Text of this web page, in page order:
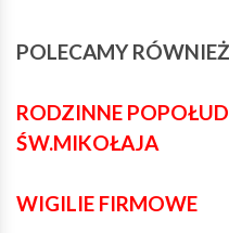
POLECAMY
RODZINNE
ŚW.MIKOŁAJA
WIGILIE FIRMOWE